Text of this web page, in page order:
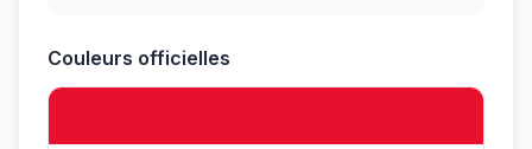
Couleurs officielles